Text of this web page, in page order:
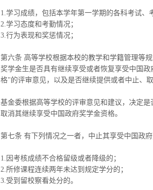
1.学习成绩，包括本学年第一学期的各科考试、
2.学习态度和考勤情况；
3.行为表现和奖惩情况；
第六条 高等学校根据本校的教学和学籍管理等
奖学金生是否具有继续享受或者恢复享受中国
格"的评审意见，以及是否继续提供或者中止、
基金委根据高等学校的评审意见和建议，决定
取消其继续享受中国政府奖学金资格。
第七条 有下列情况之一者，中止其享受中国政府
1.因考核成绩不合格留级或者降级的；
2.所修课程连续两年未达到规定学分的；
3.受到留校察看处分的。